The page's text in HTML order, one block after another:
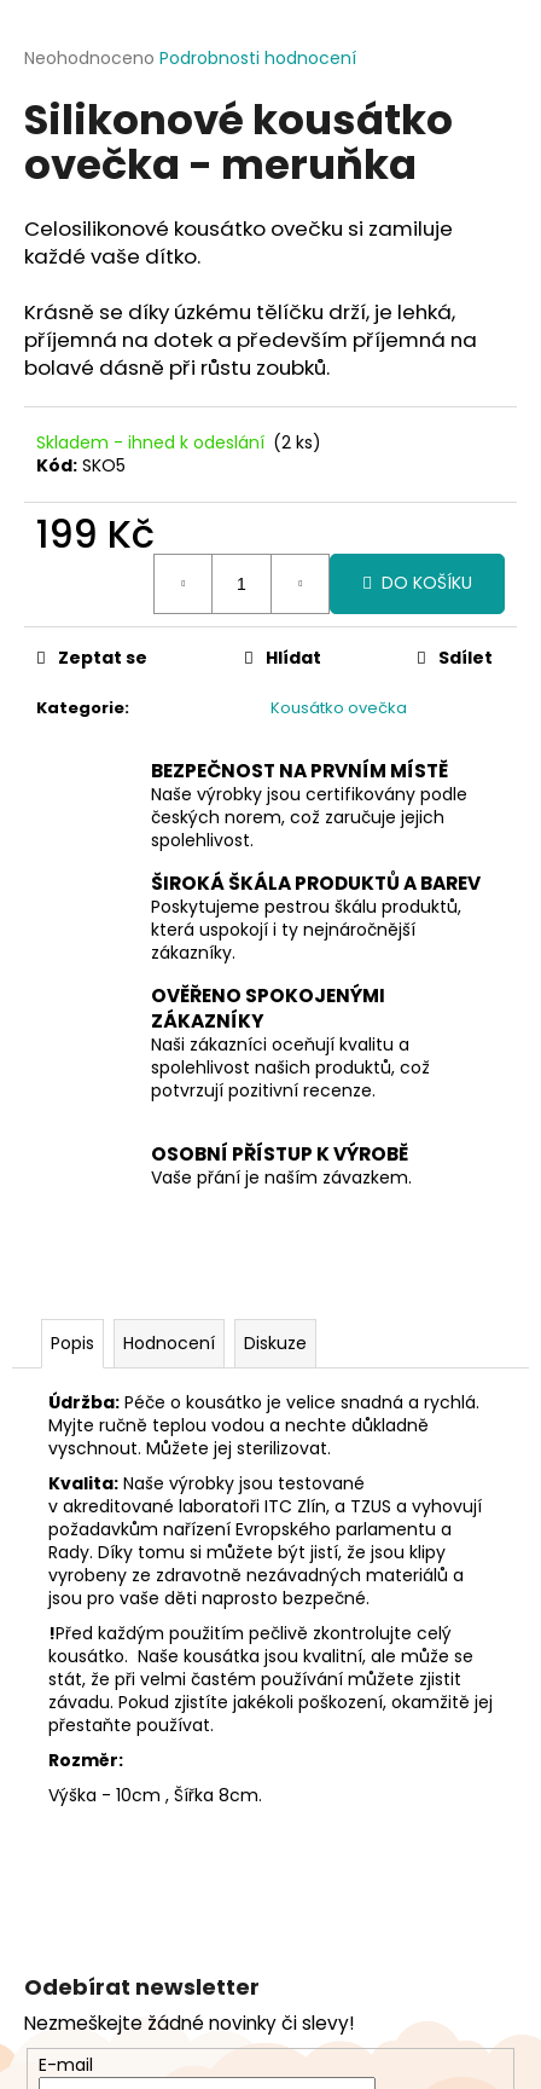
Průměrné
produktu
je
z
hvězdiček.
Neohodnoceno Podrobnosti hodnocení
Silikonové kousátko
ovečka - meruňka
Celosilikonové kousátko ovečku si zamiluje
každé vaše dítko.
Krásně se díky úzkému tělíčku drží, je lehká,
příjemná na dotek a především příjemná na
bolavé dásně při růstu zoubků.
Skladem - ihned k odeslání (2 ks)
Kód: SKO5
199 Kč
DO KOŠÍKU
Kategorie: Kousátko ovečka
Zeptat se Hlídat Sdílet
BEZPEČNOST NA PRVNÍM MÍSTĚ
Naše výrobky jsou certifikovány podle
českých norem, což zaručuje jejich
spolehlivost.
ŠIROKÁ ŠKÁLA PRODUKTŮ A BAREV
Poskytujeme pestrou škálu produktů,
která uspokojí i ty nejnáročnější
zákazníky.
OVĚŘENO SPOKOJENÝMI
ZÁKAZNÍKY
Naši zákazníci oceňují kvalitu a
spolehlivost našich produktů, což
potvrzují pozitivní recenze.
OSOBNÍ PŘÍSTUP K VÝROBĚ
Vaše přání je naším závazkem.
Popis Hodnocení Diskuze
Údržba: Péče o kousátko je velice snadná a rychlá.
Myjte ručně teplou vodou a nechte důkladně
vyschnout. Můžete jej sterilizovat.
Kvalita: Naše výrobky jsou testované
v akreditované laboratoři ITC Zlín, a TZUS a vyhovují
požadavkům nařízení Evropského parlamentu a
Rady. Díky tomu si můžete být jistí, že jsou klipy
vyrobeny ze zdravotně nezávadných materiálů a
jsou pro vaše děti naprosto bezpečné.
!Před každým použitím pečlivě zkontrolujte celý
kousátko. Naše kousátka jsou kvalitní, ale může se
stát, že při velmi častém používání můžete zjistit
závadu. Pokud zjistíte jakékoli poškození, okamžitě jej
přestaňte používat.
Rozměr:
Výška - 10cm , Šířka 8cm.
j
t
?
D
o
p
o
u
e
m
a
t
Odebírat newsletter
Nezmeškejte žádné novinky či slevy!
E-mail